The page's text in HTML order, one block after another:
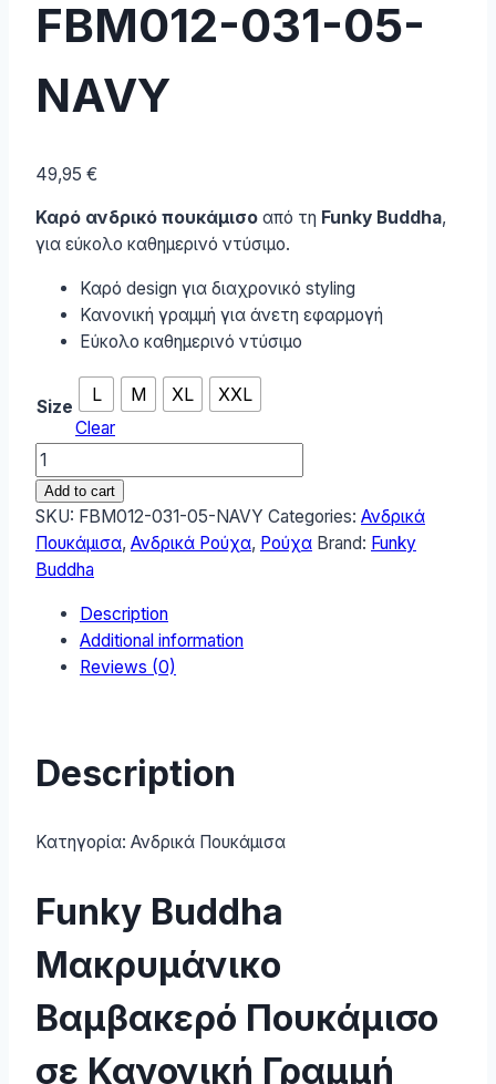
FBM012-031-05-
NAVY
49,95 €
Καρό ανδρικό πουκάμισο από τη Funky Buddha,
για εύκολο καθημερινό ντύσιμο.
Καρό design για διαχρονικό styling
Κανονική γραμμή για άνετη εφαρμογή
Εύκολο καθημερινό ντύσιμο
Size
L M XL XXL
Clear
Funky
Buddha
Ανδρικό
Πουκάμισο
FBM012-
05-
NAVY
quantity
Add to cart
SKU: FBM012-031-05-NAVY Categories: Ανδρικά
Πουκάμισα, Ανδρικά Ρούχα, Ρούχα Brand: Funky
Buddha
Description
Additional information
Reviews (0)
Description
Κατηγορία: Ανδρικά Πουκάμισα
Funky Buddha
Μακρυμάνικo
Βαμβακερό Πουκάμισο
σε Κανονική Γραμμή